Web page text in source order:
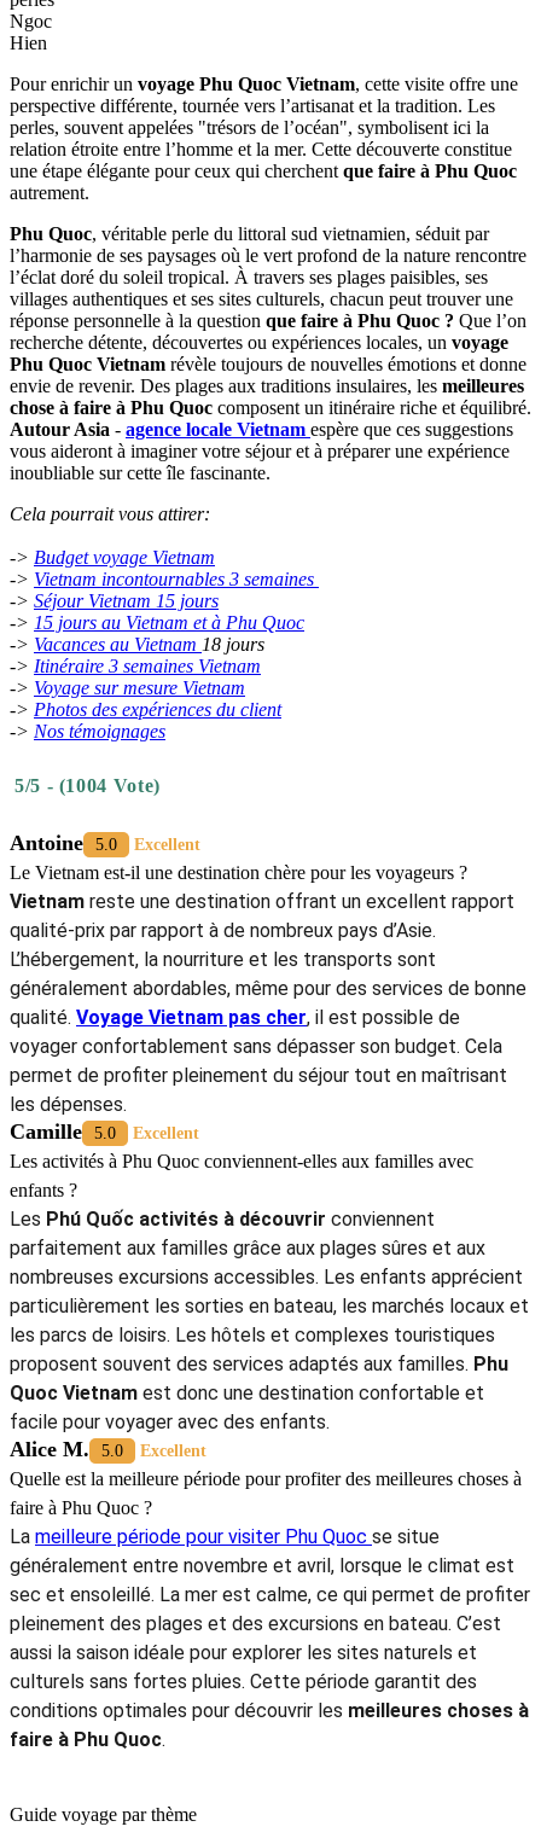
Ngoc
Hien
Pour enrichir un voyage Phu Quoc Vietnam, cette visite offre une
perspective différente, tournée vers l’artisanat et la tradition. Les
perles, souvent appelées "trésors de l’océan", symbolisent ici la
relation étroite entre l’homme et la mer. Cette découverte constitue
une étape élégante pour ceux qui cherchent que faire à Phu Quoc
autrement.
Phu Quoc, véritable perle du littoral sud vietnamien, séduit par
l’harmonie de ses paysages où le vert profond de la nature rencontre
l’éclat doré du soleil tropical. À travers ses plages paisibles, ses
villages authentiques et ses sites culturels, chacun peut trouver une
réponse personnelle à la question que faire à Phu Quoc ? Que l’on
recherche détente, découvertes ou expériences locales, un voyage
Phu Quoc Vietnam révèle toujours de nouvelles émotions et donne
envie de revenir. Des plages aux traditions insulaires, les meilleures
chose à faire à Phu Quoc composent un itinéraire riche et équilibré.
Autour Asia - agence locale Vietnam espère que ces suggestions
vous aideront à imaginer votre séjour et à préparer une expérience
inoubliable sur cette île fascinante.
Cela pourrait vous attirer:
-> Budget voyage Vietnam
-> Vietnam incontournables 3 semaines
-> Séjour Vietnam 15 jours
-> 15 jours au Vietnam et à Phu Quoc
-> Vacances au Vietnam 18 jours
-> Itinéraire 3 semaines Vietnam
-> Voyage sur mesure Vietnam
-> Photos des expériences du client
-> Nos témoignages
5/5 - (1004 Vote)
Antoine 5.0 Excellent
Le Vietnam est-il une destination chère pour les voyageurs ?
Vietnam reste une destination offrant un excellent rapport
qualité-prix par rapport à de nombreux pays d’Asie.
L’hébergement, la nourriture et les transports sont
généralement abordables, même pour des services de bonne
qualité. Voyage Vietnam pas cher, il est possible de
voyager confortablement sans dépasser son budget. Cela
permet de profiter pleinement du séjour tout en maîtrisant
les dépenses.
Camille 5.0 Excellent
Les activités à Phu Quoc conviennent-elles aux familles avec
enfants ?
Les Phú Quốc activités à découvrir conviennent
parfaitement aux familles grâce aux plages sûres et aux
nombreuses excursions accessibles. Les enfants apprécient
particulièrement les sorties en bateau, les marchés locaux et
les parcs de loisirs. Les hôtels et complexes touristiques
proposent souvent des services adaptés aux familles. Phu
Quoc Vietnam est donc une destination confortable et
facile pour voyager avec des enfants.
Alice M. 5.0 Excellent
Quelle est la meilleure période pour profiter des meilleures choses à
faire à Phu Quoc ?
La meilleure période pour visiter Phu Quoc se situe
généralement entre novembre et avril, lorsque le climat est
sec et ensoleillé. La mer est calme, ce qui permet de profiter
pleinement des plages et des excursions en bateau. C’est
aussi la saison idéale pour explorer les sites naturels et
culturels sans fortes pluies. Cette période garantit des
conditions optimales pour découvrir les meilleures choses à
faire à Phu Quoc.
Guide voyage par thème